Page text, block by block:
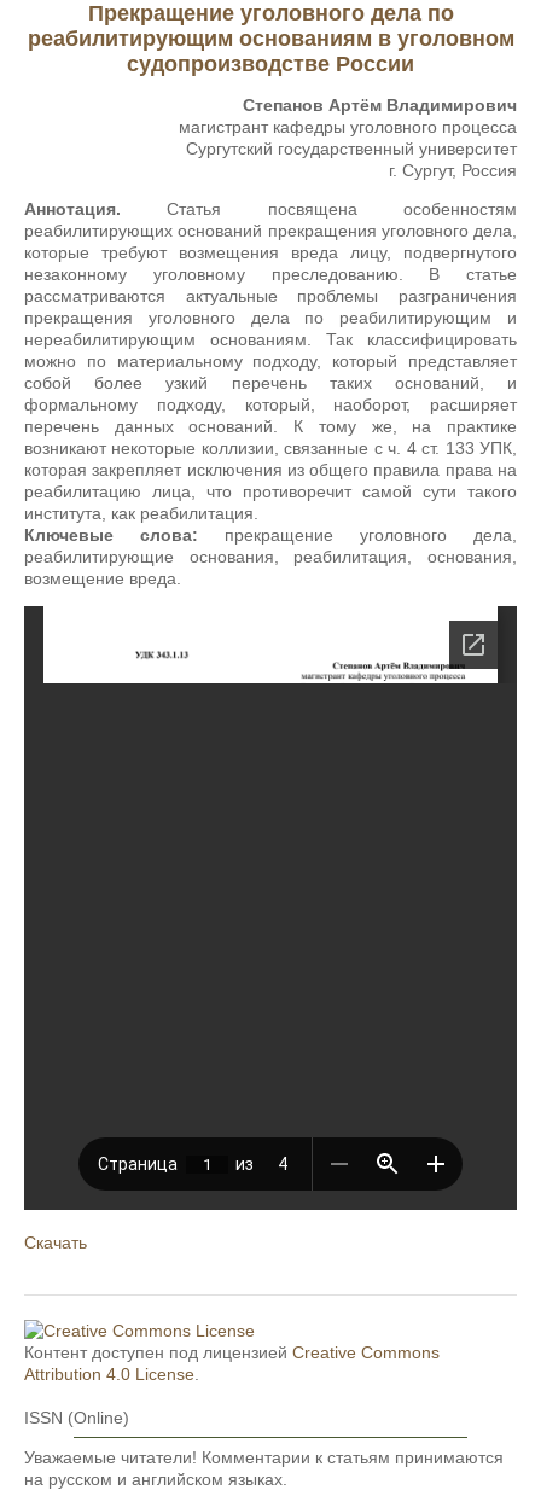
Прекращение уголовного дела по
реабилитирующим основаниям в уголовном
судопроизводстве России
Степанов Артём Владимирович
магистрант кафедры уголовного процесса
Сургутский государственный университет
г. Сургут, Россия
Аннотация. Статья посвящена особенностям
реабилитирующих оснований прекращения уголовного дела,
которые требуют возмещения вреда лицу, подвергнутого
незаконному уголовному преследованию. В статье
рассматриваются актуальные проблемы разграничения
прекращения уголовного дела по реабилитирующим и
нереабилитирующим основаниям. Так классифицировать
можно по материальному подходу, который представляет
собой более узкий перечень таких оснований, и
формальному подходу, который, наоборот, расширяет
перечень данных оснований. К тому же, на практике
возникают некоторые коллизии, связанные с ч. 4 ст. 133 УПК,
которая закрепляет исключения из общего правила права на
реабилитацию лица, что противоречит самой сути такого
института, как реабилитация.
Ключевые слова: прекращение уголовного дела,
реабилитирующие основания, реабилитация, основания,
возмещение вреда.
Скачать
Контент доступен под лицензией Creative Commons
Attribution 4.0 License
ISSN (Online)
Уважаемые читатели! Комментарии к статьям принимаются
на русском и английском языках.